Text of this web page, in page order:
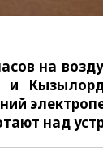
на
и
над